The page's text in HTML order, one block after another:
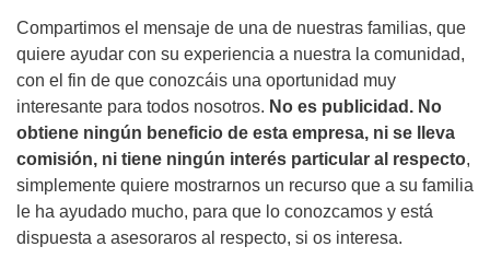
Compartimos el mensaje de una de nuestras familias, que
quiere ayudar con su experiencia a nuestra la comunidad,
con el fin de que conozcáis una oportunidad muy
interesante para todos nosotros. No es publicidad. No
obtiene ningún beneficio de esta empresa, ni se lleva
comisión, ni tiene ningún interés particular al respecto,
simplemente quiere mostrarnos un recurso que a su familia
le ha ayudado mucho, para que lo conozcamos y está
dispuesta a asesoraros al respecto, si os interesa.